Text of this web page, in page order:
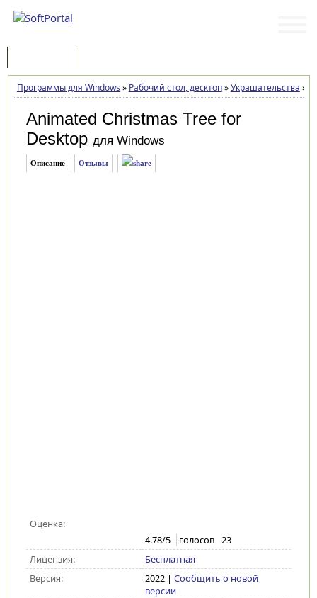
Программы для Windows » Рабочий стол, десктоп»Украшательства »
Animated Christmas Tree for
Desktop для Windows
Описание Отзывы
Оценка:
4.78/5 голосов -23
Лицензия:
Бесплатная
Версия:
2022| Сообщить о новой
версии